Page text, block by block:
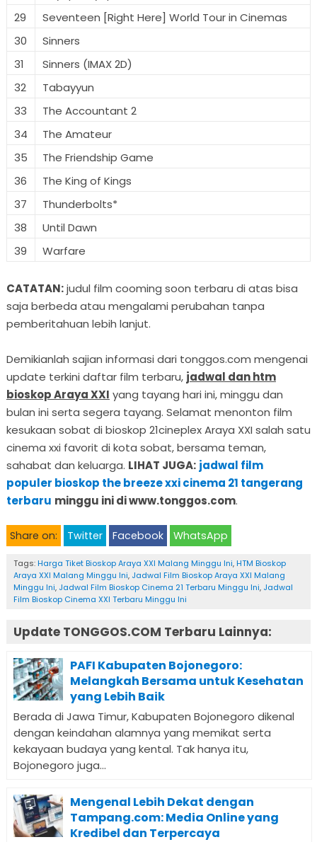
29
Seventeen [Right Here] World Tour in Cinemas
30
Sinners
31
Sinners (IMAX 2D)
32
Tabayyun
33
The Accountant 2
34
The Amateur
35
The Friendship Game
36
The King of Kings
37
Thunderbolts*
38
Until Dawn
39
Warfare
CATATAN:judul film cooming soon terbaru di atas bisa
saja berbeda atau mengalami perubahan tanpa
pemberitahuan lebih lanjut.
Demikianlah sajian informasi dari tonggos.com mengenai
update terkini daftar film terbaru, jadwal dan htm
bioskop Araya XXI yang tayang hari ini, minggu dan
bulan ini serta segera tayang. Selamat menonton film
kesukaan sobat di bioskop 21cineplex Araya XXI salah satu
cinema xxi favorit di kota sobat, bersama teman,
sahabat dan keluarga. LIHAT JUGA: jadwal film
populer bioskop the breeze xxi cinema 21 tangerang
terbaru minggu ini di www.tonggos.com.
Share on: Twitter Facebook WhatsApp
Tags: Harga Tiket Bioskop Araya XXI Malang Minggu Ini, HTM Bioskop
Araya XXI Malang Minggu Ini, Jadwal Film Bioskop Araya XXI Malang
Minggu Ini, Jadwal Film Bioskop Cinema 21 Terbaru Minggu Ini, Jadwal
Film Bioskop Cinema XXI Terbaru Minggu Ini
Update TONGGOS.COM Terbaru Lainnya:
PAFI Kabupaten Bojonegoro:
Melangkah Bersama untuk Kesehatan
yang Lebih Baik
Berada di Jawa Timur, Kabupaten Bojonegoro dikenal
dengan keindahan alamnya yang memikat serta
kekayaan budaya yang kental. Tak hanya itu,
Bojonegoro juga...
Mengenal Lebih Dekat dengan
Tampang.com: Media Online yang
Kredibel dan Terpercaya